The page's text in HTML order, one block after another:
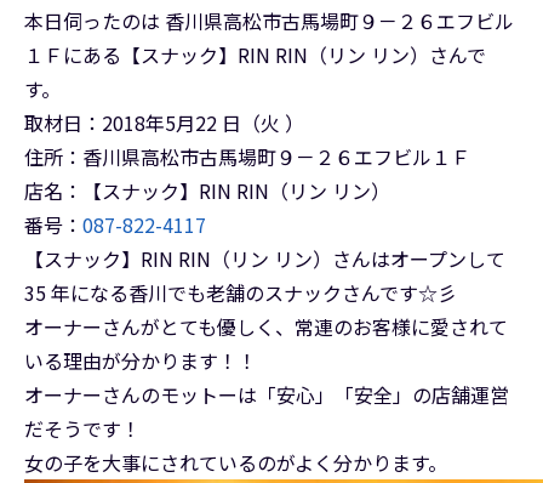
本日伺ったのは 香川県高松市古馬場町９－２６エフビル
１Ｆにある【スナック】RIN RIN（リン リン）さんで
す。
取材日：2018年5月22 日（火 ）
住所：香川県高松市古馬場町９－２６エフビル１Ｆ
店名：【スナック】RIN RIN（リン リン）
番号： 087-822-4117
【スナック】RIN RIN（リン リン）さんはオープンして
35 年になる香川でも老舗のスナックさんです☆彡
オーナーさんがとても優しく、常連のお客様に愛されて
いる理由が分かります！！
オーナーさんのモットーは「安心」「安全」の店舗運営
だそうです！
女の子を大事にされているのがよく分かります。